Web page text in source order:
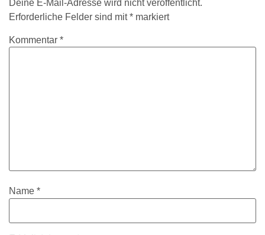
Deine E-Mail-Adresse wird nicht veröffentlicht.
Erforderliche Felder sind mit* markiert
Kommentar *
Name *